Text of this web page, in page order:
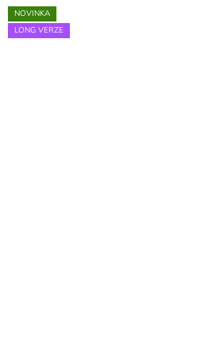
NOVINKA
LONG VERZE